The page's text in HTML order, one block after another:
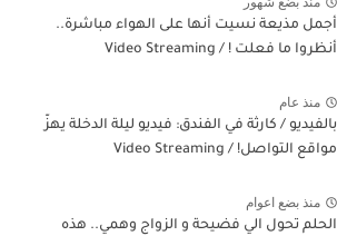
أجمل مذيعة نسيت أنها على الهواء مباشرة..
أنظروا ما فعلت ! / Video Streaming
منذ عام
بالفيديو / كارثة في الفندق: فيديو ليلة الدخلة يهزّ
مواقع التواصل! / Video Streaming
منذ بضع اعوام
الحلم تحول الي فضيحة و الزواج وهمي.. هذه